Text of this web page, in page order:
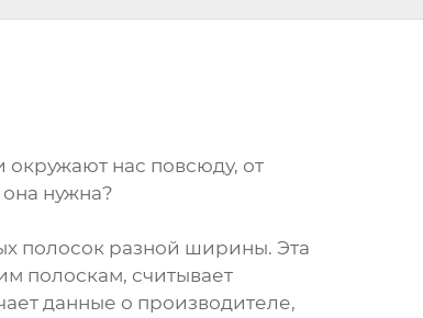
нас повсюду, от
нужна?
полосок разной ширины. Эта
полоскам, считывает
данные о производителе,